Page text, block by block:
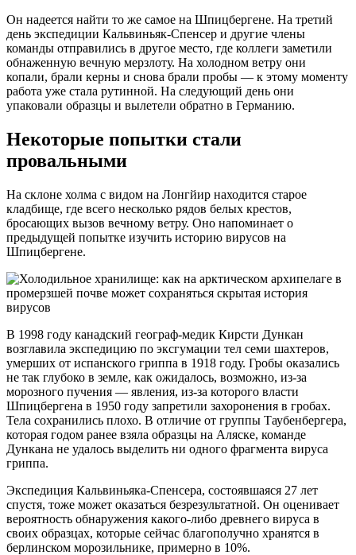
Он надеется найти то же самое на Шпицбергене. На третий
день экспедиции Кальвиньяк-Спенсер и другие члены
команды отправились в другое место, где коллеги заметили
обнаженную вечную мерзлоту. На холодном ветру они
копали, брали керны и снова брали пробы — к этому моменту
работа уже стала рутинной. На следующий день они
упаковали образцы и вылетели обратно в Германию.
Некоторые попытки стали
провальными
На склоне холма с видом на Лонгйир находится старое
кладбище, где всего несколько рядов белых крестов,
бросающих вызов вечному ветру. Оно напоминает о
предыдущей попытке изучить историю вирусов на
Шпицбергене.
В 1998 году канадский географ-медик Кирсти Дункан
возглавила экспедицию по эксгумации тел семи шахтеров,
умерших от испанского гриппа в 1918 году. Гробы оказались
не так глубоко в земле, как ожидалось, возможно, из-за
морозного пучения — явления, из-за которого власти
Шпицбергена в 1950 году запретили захоронения в гробах.
Тела сохранились плохо. В отличие от группы Таубенбергера,
которая годом ранее взяла образцы на Аляске, команде
Дункана не удалось выделить ни одного фрагмента вируса
гриппа.
Экспедиция Кальвиньяка-Спенсера, состоявшаяся 27 лет
спустя, тоже может оказаться безрезультатной. Он оценивает
вероятность обнаружения какого-либо древнего вируса в
своих образцах, которые сейчас благополучно хранятся в
берлинском морозильнике, примерно в 10%.